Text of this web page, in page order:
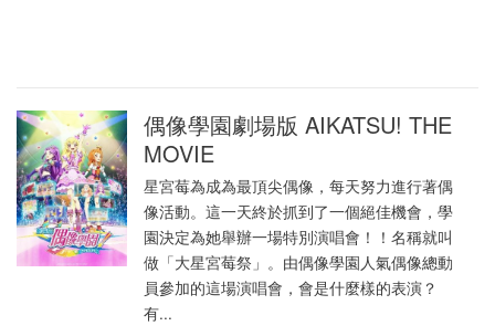
偶像學園劇場版 AIKATSU! THE
MOVIE
星宮莓為成為最頂尖偶像，每天努力進行著偶
像活動。這一天終於抓到了一個絕佳機會，學
園決定為她舉辦一場特別演唱會！！名稱就叫
做「大星宮莓祭」。由偶像學園人氣偶像總動
員參加的這場演唱會，會是什麼樣的表演？
有...